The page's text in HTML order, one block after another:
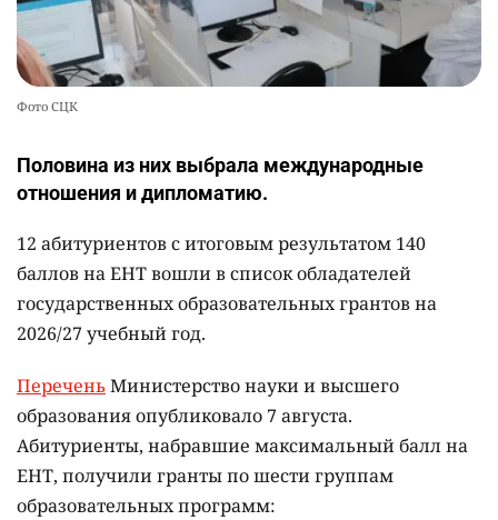
Фото СЦК
Половина из них выбрала международные
отношения и дипломатию.
12 абитуриентов с итоговым результатом 140
баллов на ЕНТ вошли в список обладателей
государственных образовательных грантов на
2026/27 учебный год.
ПереченьМинистерство науки и высшего
образования опубликовало 7 августа.
Абитуриенты, набравшие максимальный балл на
ЕНТ, получили гранты по шести группам
образовательных программ: